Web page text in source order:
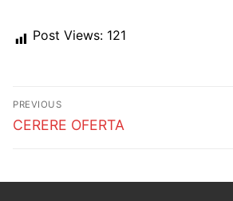
Post Views: 121
Post
navigation
PREVIOUS
Previous
CERERE OFERTA